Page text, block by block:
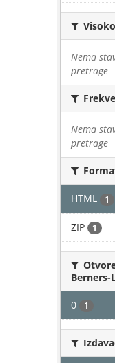
Nema
pretrage
Nema
pretrage
HTML 1
ZIP 1
Berners-
0 1